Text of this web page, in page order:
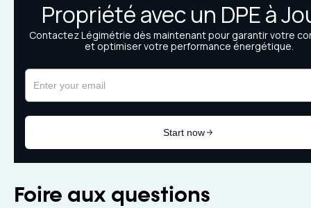
Foire aux questions